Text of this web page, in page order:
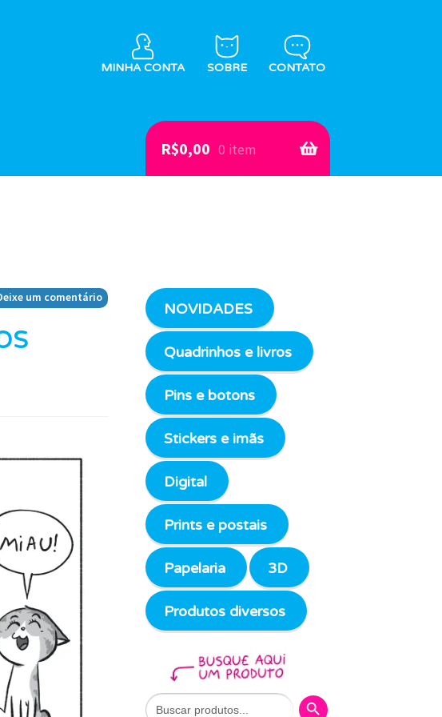
MINHA CONTA SOBRE CONTATO
R$0,00 0 item
um comentário
NOVIDADES
Quadrinhos e livros
Pins e botons
Stickers e imãs
Digital
Prints e postais
Papelaria 3D
Produtos diversos
Search
for:
Search Button